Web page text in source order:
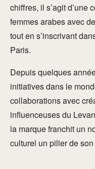
chiffres, il s’agit d’une
femmes arabes avec
tout en s’inscrivant
Paris.
Depuis quelques
initiatives dans le
collaborations avec
influenceuses du
la marque franchit un
culturel un pilier de